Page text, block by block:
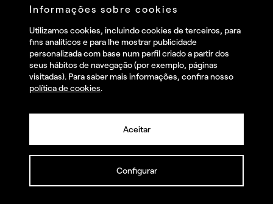
Startups
Services
Talent
Contact
Linkedin
Instagram
Facebook
© summa.es Todos os direitos reservados.
Informações sobre cookies
Utilizamos cookies, incluindo cookies de terceiros, para
fins analíticos e para lhe mostrar publicidade
personalizada com base num perfil criado a partir dos
seus hábitos de navegação (por exemplo, páginas
visitadas). Para saber mais informações, confira nosso
política de cookies.
Aceitar
Configurar